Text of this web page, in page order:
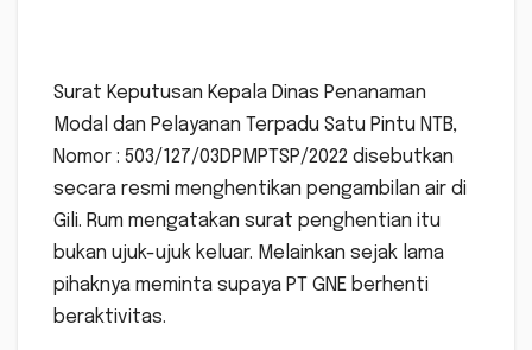
Surat Keputusan Kepala Dinas Penanaman
Modal dan Pelayanan Terpadu Satu Pintu NTB,
Nomor : 503/127/03DPMPTSP/2022 disebutkan
secara resmi menghentikan pengambilan air di
Gili. Rum mengatakan surat penghentian itu
bukan ujuk-ujuk keluar. Melainkan sejak lama
pihaknya meminta supaya PT GNE berhenti
beraktivitas.